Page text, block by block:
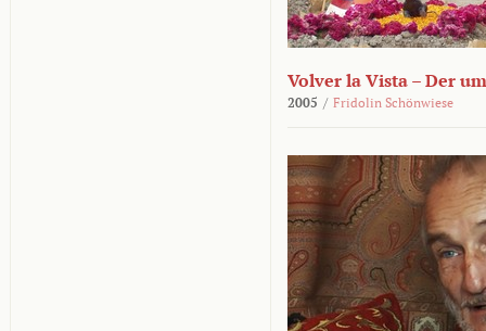
Volver la Vista – Der
2005 / Fridolin Schönwiese